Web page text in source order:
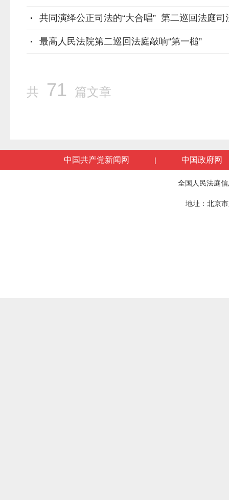
共同演绎公正司法的“大合唱” 第二巡回法庭
最高人民法院第二巡回法庭敲响“第一槌”
共 71 篇文章
中国共产党新闻网 | 中国政府网
全国人民法庭
地址：北京